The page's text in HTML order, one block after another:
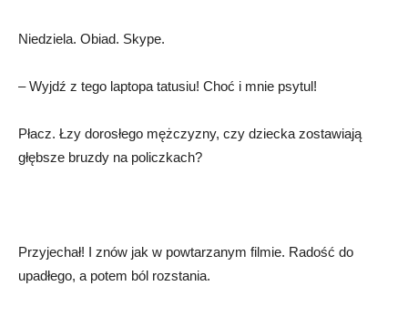
Niedziela. Obiad. Skype.
– Wyjdź z tego laptopa tatusiu! Choć i mnie psytul!
Płacz. Łzy dorosłego mężczyzny, czy dziecka zostawiają
głębsze bruzdy na policzkach?
Przyjechał! I znów jak w powtarzanym filmie. Radość do
upadłego, a potem ból rozstania.